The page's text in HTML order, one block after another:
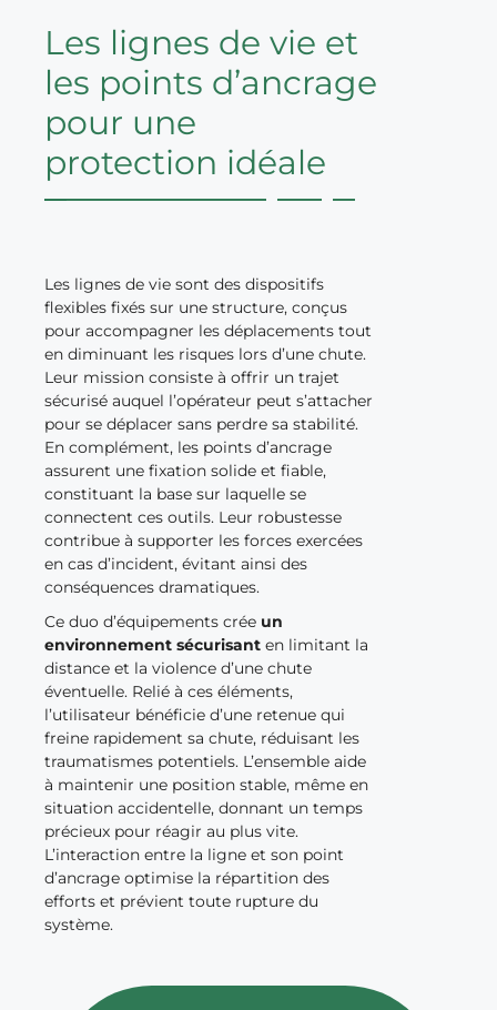
Les lignes de vie et
les points d’ancrage
pour une
protection idéale
Les lignes de vie sont des dispositifs
flexibles fixés sur une structure, conçus
pour accompagner les déplacements tout
en diminuant les risques lors d’une chute.
Leur mission consiste à offrir un trajet
sécurisé auquel l’opérateur peut s’attacher
pour se déplacer sans perdre sa stabilité.
En complément, les points d’ancrage
assurent une fixation solide et fiable,
constituant la base sur laquelle se
connectent ces outils. Leur robustesse
contribue à supporter les forces exercées
en cas d’incident, évitant ainsi des
conséquences dramatiques.
Ce duo d’équipements crée un
environnement sécurisant en limitant la
distance et la violence d’une chute
éventuelle. Relié à ces éléments,
l’utilisateur bénéficie d’une retenue qui
freine rapidement sa chute, réduisant les
traumatismes potentiels. L’ensemble aide
à maintenir une position stable, même en
situation accidentelle, donnant un temps
précieux pour réagir au plus vite.
L’interaction entre la ligne et son point
d’ancrage optimise la répartition des
efforts et prévient toute rupture du
système.